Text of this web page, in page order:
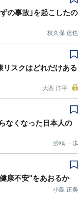
の事故｣を起こしたの
枝久保 達也
リスクはどれだけある
大西 洋平
なくなった日本人の
沙鴎 一歩
康不安"をあおるか
小島 正美